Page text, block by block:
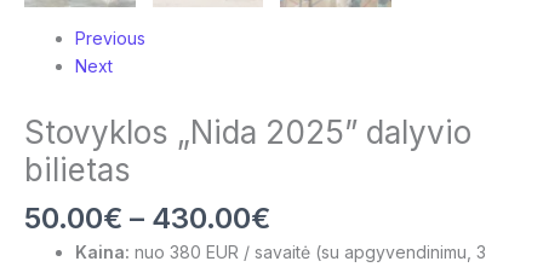
Previous
Next
Stovyklos „Nida 2025” dalyvio
bilietas
50.00€ – 430.00€
Kaina: nuo 380 EUR / savaitė (su apgyvendinimu, 3